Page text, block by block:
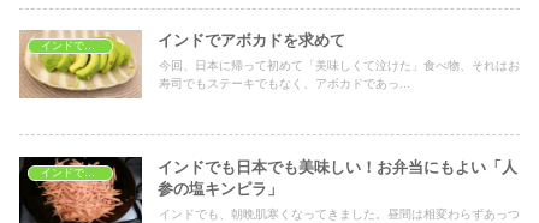
インドでおうちごはん インドでアボカドを求めて
今回、日本に帰って初めて「美味しくて泣けた」食べ物、それはお
寿司でもステーキでもなく、アボカドであっ...
インドでおうちごはん
インドでも日本でも美味しい！お弁当にもよい「人
参の塩キンピラ」
インドでも、朝晩肌寒くなってきました。昼間は相変わらずあっつ